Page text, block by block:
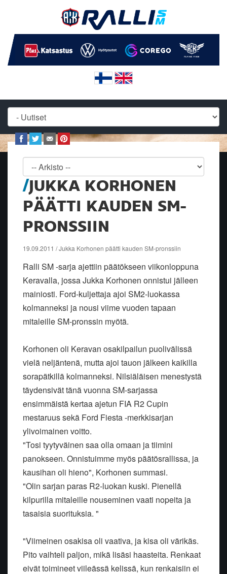
JUKKA KORHONEN
PÄÄTTI KAUDEN SM-
PRONSSIIN
19.09.2011 / Jukka Korhonen päätti kauden SM-pronssiin
Ralli SM -sarja ajettiin päätökseen viikonloppuna
Keravalla, jossa Jukka Korhonen onnistui jälleen
mainiosti. Ford-kuljettaja ajoi SM2-luokassa
kolmanneksi ja nousi viime vuoden tapaan
mitaleille SM-pronssin myötä.
Korhonen oli Keravan osakilpailun puolivälissä
vielä neljäntenä, mutta ajoi tauon jälkeen kaikilla
sorapätkillä kolmanneksi. Nilsiäläisen menestystä
täydensivät tänä vuonna SM-sarjassa
ensimmäistä kertaa ajetun FIA R2 Cupin
mestaruus sekä Ford Fiesta -merkkisarjan
ylivoimainen voitto.
"Tosi tyytyväinen saa olla omaan ja tiimini
panokseen. Onnistuimme myös päätösrallissa, ja
kausihan oli hieno", Korhonen summasi.
"Olin sarjan paras R2-luokan kuski. Pienellä
kilpurilla mitaleille nouseminen vaati nopeita ja
tasaisia suorituksia. "
"Viimeinen osakisa oli vaativa, ja kisa oli värikäs.
Pito vaihteli paljon, mikä lisäsi haasteita. Renkaat
eivät toimineet viileässä kelissä, kun renkaisiin ei